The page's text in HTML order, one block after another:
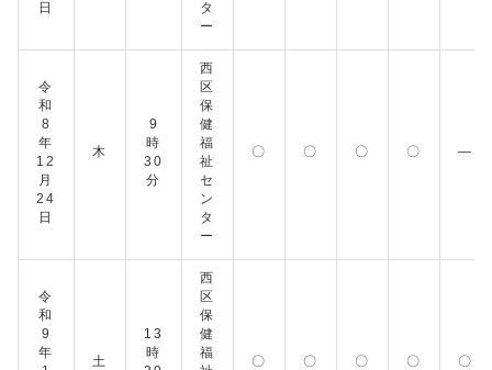
日
タ
ー
令
和
8
年
12
月
24
日
木
9
時
30
分
西
区
保
健
福
祉
セ
ン
タ
ー
〇 〇 〇 〇 ―
令
和
9
年
土
13
時
西
区
保
健
福
〇 〇 〇 〇 〇